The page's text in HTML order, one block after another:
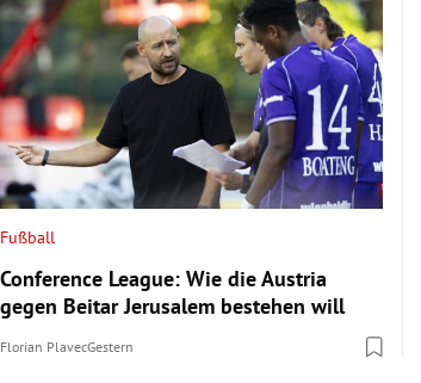
Fußball
Conference League: Wie die Austria
gegen Beitar Jerusalem bestehen will
Florian PlavecGestern